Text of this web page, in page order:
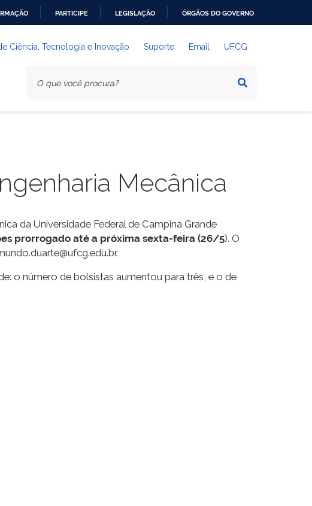
PARTICIPE LEGISLAÇÃO ÓRGÃOS DO GOVERNO
Ciência, Tecnologia e Inovação Suporte Email UFCG
Mecânica
da Universidade Federal de Campina Grande
prorrogado até a próxima sexta-feira (26/5). O
br.
o número de bolsistas aumentou para três, e o de